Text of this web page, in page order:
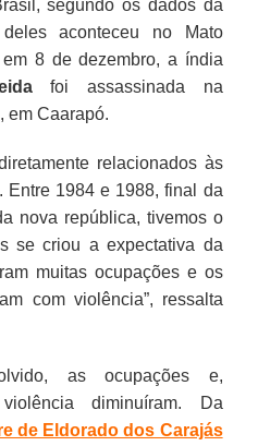
segundo os dados da
aconteceu no Mato
8 de dezembro, a índia
foi assassinada na
, em Caarapó.
relacionados às
Entre 1984 e 1988, final da
nova república, tivemos o
se criou a expectativa da
muitas ocupações e os
com violência”, ressalta
as ocupações e,
diminuíram. Da
de Eldorado dos Carajás